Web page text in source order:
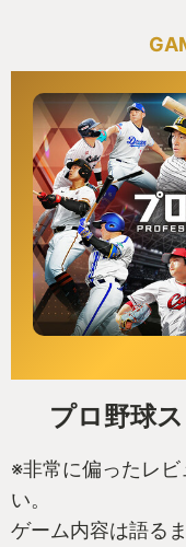
プロ野球
※非常に偏ったレ
い。
ゲーム内容は語る